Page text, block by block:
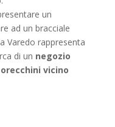
un
ad un bracciale
Varedo rappresenta
di un negozio
vicino